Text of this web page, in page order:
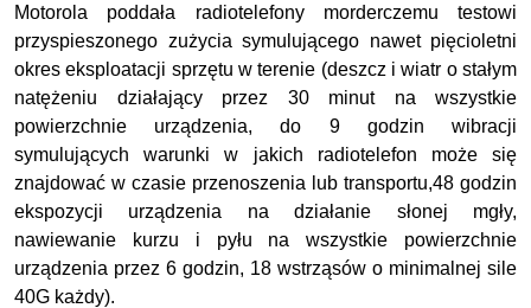
Motorola poddała radiotelefony morderczemu testowi
przyspieszonego zużycia symulującego nawet pięcioletni
okres eksploatacji sprzętu w terenie (deszcz i wiatr o stałym
natężeniu działający przez 30 minut na wszystkie
powierzchnie urządzenia, do 9 godzin wibracji
symulujących warunki w jakich radiotelefon może się
znajdować w czasie przenoszenia lub transportu,48 godzin
ekspozycji urządzenia na działanie słonej mgły,
nawiewanie kurzu i pyłu na wszystkie powierzchnie
urządzenia przez 6 godzin, 18 wstrząsów o minimalnej sile
40G każdy).